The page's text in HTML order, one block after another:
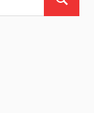
Suchen